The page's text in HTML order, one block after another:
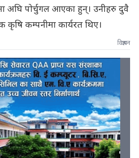
अघि पोर्चुगल आएका हुन्। उनीहरु दुवै
कृषि कम्पनीमा कार्यरत थिए।
विज्ञापन